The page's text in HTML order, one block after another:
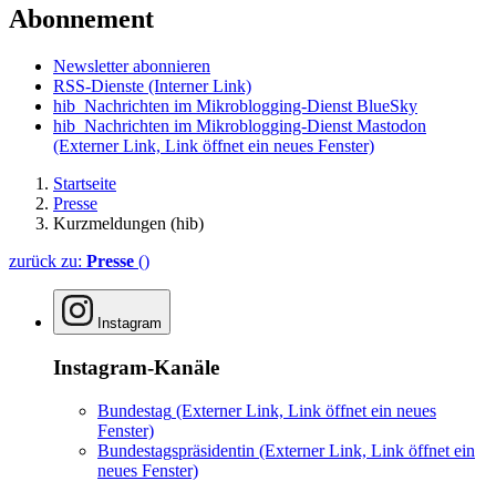
Abonnement
Newsletter abonnieren
RSS-Dienste (Interner Link)
hib_Nachrichten im Mikroblogging-Dienst BlueSky
hib_Nachrichten im Mikroblogging-Dienst Mastodon
(Externer Link, Link öffnet ein neues Fenster)
Startseite
Presse
Kurzmeldungen (hib)
zurück zu: Presse ()
Instagram
Instagram-Kanäle
Bundestag (Externer Link, Link öffnet ein neues
Fenster)
Bundestagspräsidentin (Externer Link, Link öffnet ein
neues Fenster)